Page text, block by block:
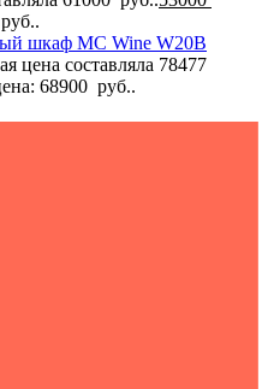
шкаф MC Wine W20B
цена составляла 78477
68900 руб..